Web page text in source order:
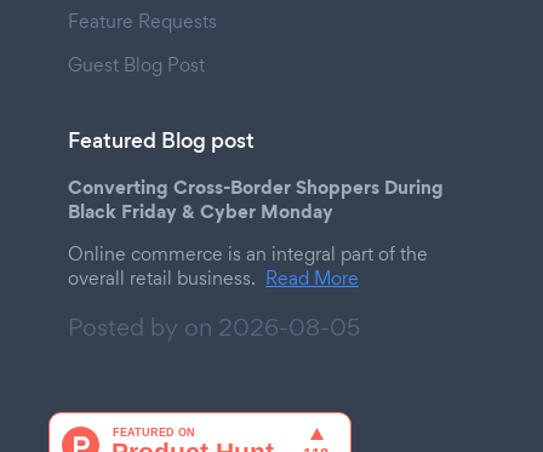
Feature Requests
Guest Blog Post
Featured Blog post
Converting Cross-Border Shoppers During
Black Friday & Cyber Monday
Online commerce is an integral part of the
overall retail business. Read More
Posted by on 2026-08-05